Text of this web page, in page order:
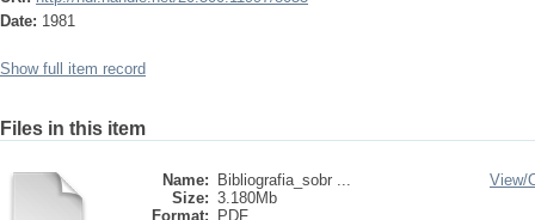
Date: 1981
Show full item record
Files in this item
Name:
Bibliografia_sobr ...
Size: 3.180Mb
Format:
PDF
View/